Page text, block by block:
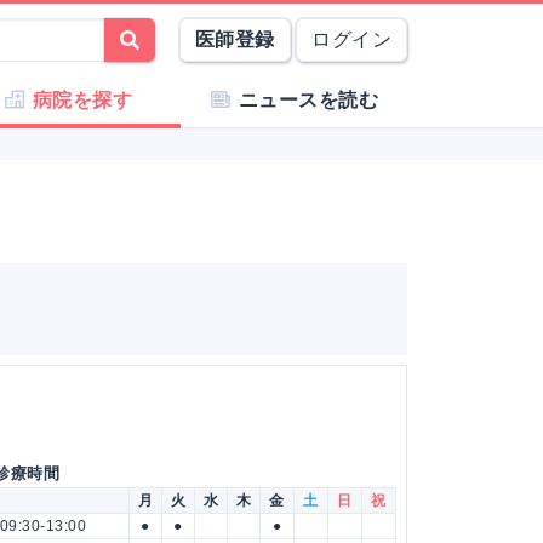
医師登録 ログイン
病院を探す ニュースを読む
療時間
月 火 水 木 金 土 日
祝
09:30-13:00
● ● ●